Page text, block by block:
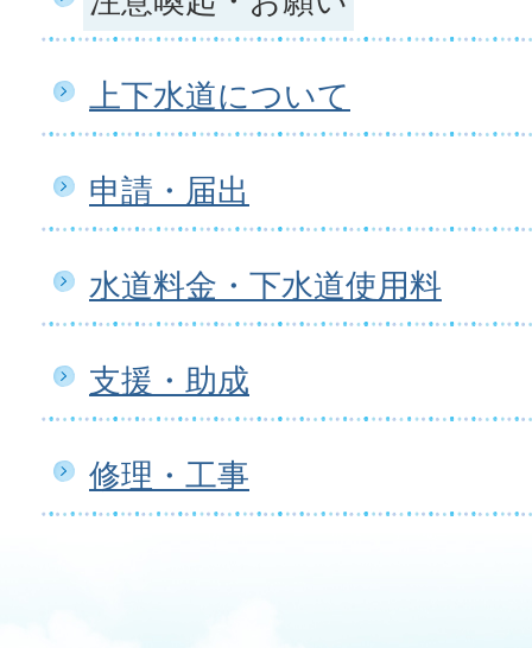
上下水道について
申請・届出
水道料金・下水道使用料
支援・助成
修理・工事